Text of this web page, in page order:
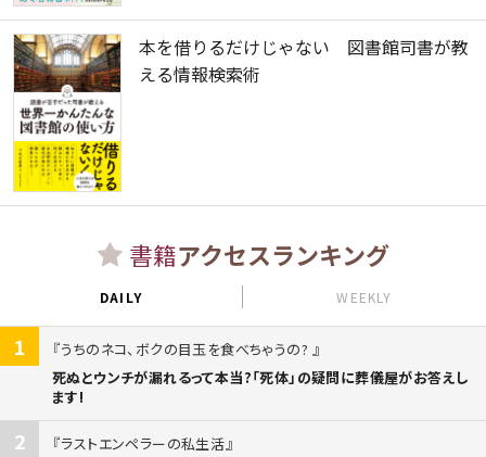
本を借りるだけじゃない 図書館司書が教
える情報検索術
書籍アクセスランキング
DAILY WEEKLY
1
うちのネコ、ボクの目玉を食べちゃうの?
死ぬとウンチが漏れるって本当?「死体」の疑問に葬儀屋がお答えし
ます!
2
ラストエンペラーの私生活